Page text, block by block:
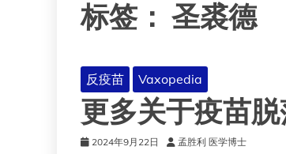
标签： 圣裘德
反疫苗 Vaxopedia
更多关于疫苗
2024年9月22日 孟胜利 医学博士